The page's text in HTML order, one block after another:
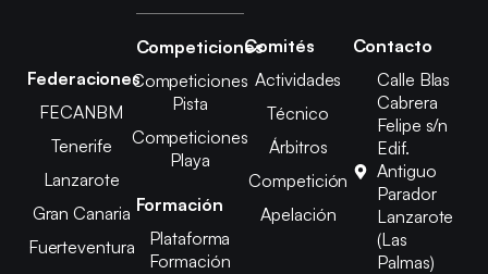
Federaciones
FECANBM
Tenerife
Lanzarote
Gran Canaria
Fuerteventura
Competiciones
Competiciones
Pista
Competiciones
Playa
Formación
Plataforma
Formación
Comités
Actividades
Técnico
Árbitros
Competición
Apelación
Contacto
Calle Blas
Cabrera
Felipe s/n
Edif.
Antiguo
Parador
Lanzarote
(Las
Palmas)